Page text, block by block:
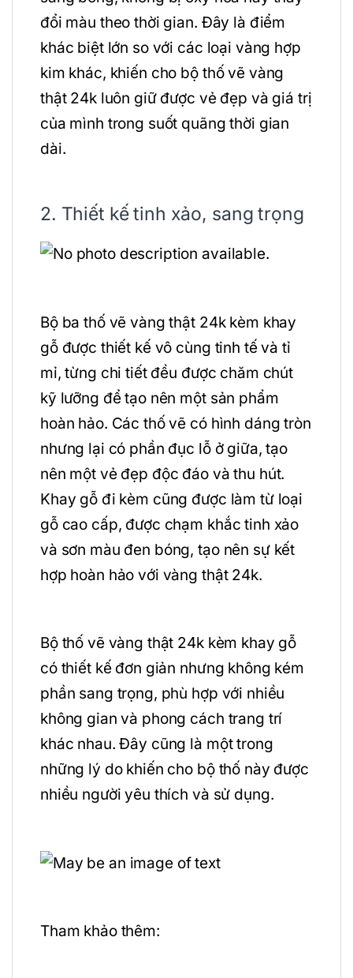
đổi màu theo thời gian. Đây là điểm
khác biệt lớn so với các loại vàng hợp
kim khác, khiến cho bộ thố vẽ vàng
thật 24k luôn giữ được vẻ đẹp và giá trị
của mình trong suốt quãng thời gian
dài.
2. Thiết kế tinh xảo, sang trọng
Bộ ba thố vẽ vàng thật 24k kèm khay
gỗ được thiết kế vô cùng tinh tế và tỉ
mỉ, từng chi tiết đều được chăm chút
kỹ lưỡng để tạo nên một sản phẩm
hoàn hảo. Các thố vẽ có hình dáng tròn
nhưng lại có phần đục lỗ ở giữa, tạo
nên một vẻ đẹp độc đáo và thu hút.
Khay gỗ đi kèm cũng được làm từ loại
gỗ cao cấp, được chạm khắc tinh xảo
và sơn màu đen bóng, tạo nên sự kết
hợp hoàn hảo với vàng thật 24k.
Bộ thố vẽ vàng thật 24k kèm khay gỗ
có thiết kế đơn giản nhưng không kém
phần sang trọng, phù hợp với nhiều
không gian và phong cách trang trí
khác nhau. Đây cũng là một trong
những lý do khiến cho bộ thố này được
nhiều người yêu thích và sử dụng.
Tham khảo thêm: